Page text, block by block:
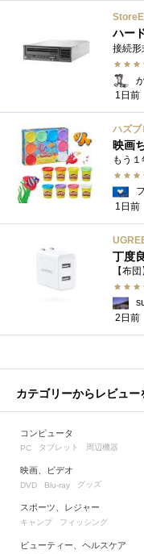
ハー
1日前
1日前
丁度
【布
2日前
カテゴリーからレビュー
コンピュータ
PC タブレット 周辺機器
映画、ビデオ
DVD Blu-ray グッズ
スポーツ、レジャー
キャンプ フィッシング
ビューティー、ヘルスケア